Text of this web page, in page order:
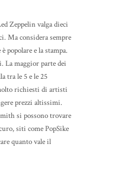
Zeppelin valga dieci
Ma considera sempre
popolare e la stampa.
La maggior parte dei
tra le 5 e le 25
richiesti di artisti
prezzi altissimi.
si possono trovare
siti come PopSike
quanto vale il